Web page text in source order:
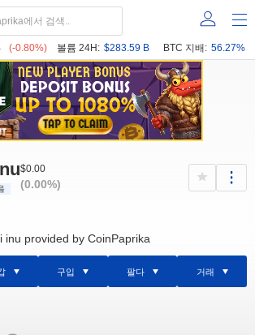
(-0.80%) 볼륨 24H: $283.59 B BTC 지배: 56.27%
$0.00
(0.00%)
inu provided by CoinPaprika
구입 팔다 거래